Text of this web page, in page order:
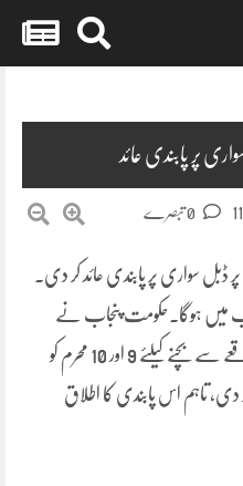
پر پابندی عائد
سواری پر پابندی عائد کر دی۔
میں ہوگا۔حکومت پنجاب نے
سیکیورٹی صورتحال اور کسی بھی ناخوشگوار واقعے سے بچنے کیلئے 9 اور 10 محرم کو
دی، تاہم اس پابندی کا اطلاق